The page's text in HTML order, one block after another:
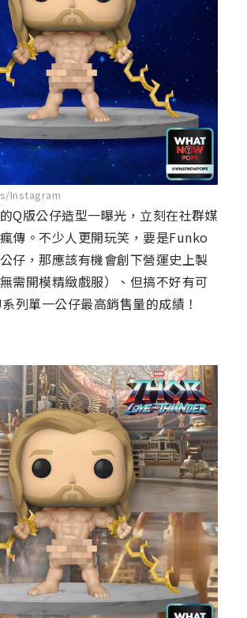
Instagram
Q版公仔造型一曝光，立刻在社群媒
傳。不少人更開玩笑，要是Funko
仔，那應該有機會創下營運史上製
需開模精緻戲服）、但搞不好有可
列單一公仔最高銷售量的成績！